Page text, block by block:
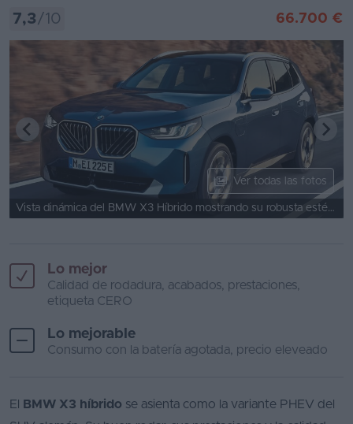
7,3 /10 66.700 €
Ver todas las fotos
Vista dinámica del BMW X3 Híbrido mostrando su robusta estética.
Lo mejor
Calidad de rodadura, acabados, prestaciones,
etiqueta CERO
Lo mejorable
Consumo con la batería agotada, precio eleveado
El BMW X3 híbrido se asienta como la variante PHEV del